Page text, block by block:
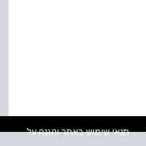
תנאי שימוש באתר והגנה על